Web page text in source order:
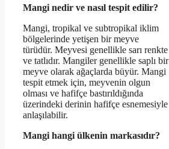
Mangi nedir ve nasıl tespit edilir?
Mangi, tropikal ve subtropikal iklim
bölgelerinde yetişen bir meyve
türüdür. Meyvesi genellikle sarı renkte
ve tatlıdır. Mangiler genellikle saplı bir
meyve olarak ağaçlarda büyür. Mangi
tespit etmek için, meyvenin olgun
olması ve hafifçe bastırıldığında
üzerindeki derinin hafifçe esnemesiyle
anlaşılabilir.
Mangi hangi ülkenin markasıdır?